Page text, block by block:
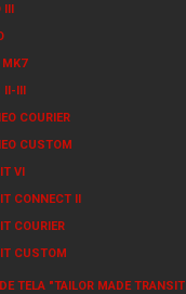
III
MK7
II-III
COURIER
CUSTOM
VI
CONNECT II
COURIER
CUSTOM
TELA "TAILOR MADE TRANSIT